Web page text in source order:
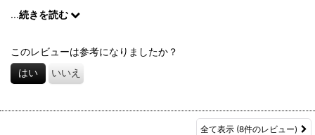
レゼント用の可愛らしいパッケージなだけに残念かな。
...続きを読む
このレビューは参考になりましたか？
はい いいえ
全て表示 (8件のレビュー)